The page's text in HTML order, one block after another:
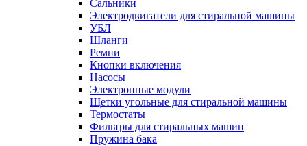
Сальники
Электродвигатели для стиральной машины
УБЛ
Шланги
Ремни
Кнопки включения
Насосы
Электронные модули
Щетки угольные для стиральной машины
Термостаты
Фильтры для стиральных машин
Пружина бака